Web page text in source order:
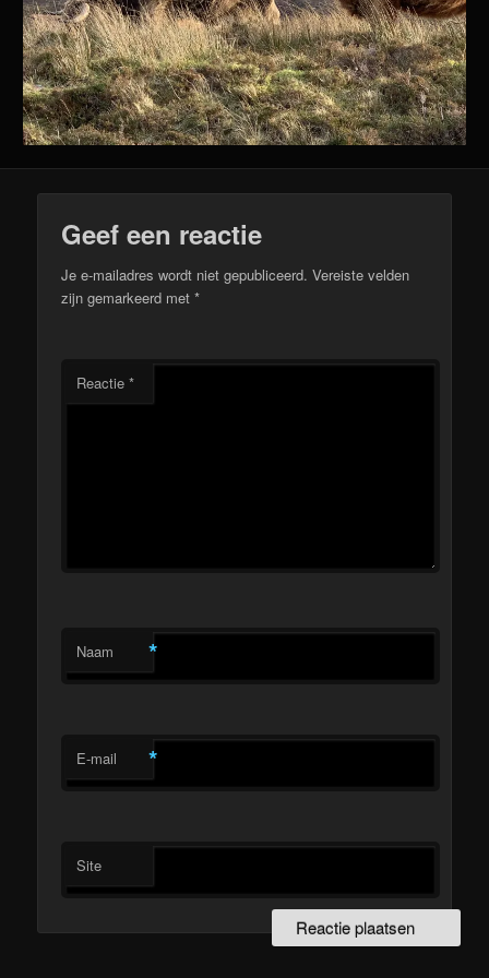
Geef een reactie
Je e-mailadres wordt niet gepubliceerd. Vereiste velden
zijn gemarkeerd met*
Reactie*
Naam *
E-mail *
Site